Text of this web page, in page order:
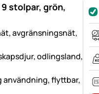
stolpar, grön,
avgränsningsnät,
odlingsland,
flyttbar,